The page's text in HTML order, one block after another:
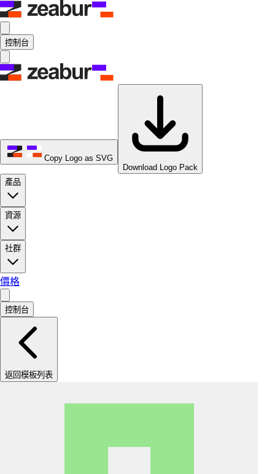
控制台
Copy Logo as SVG
Download Logo Pack
產品
資源
社群
價格
控制台
返回模板列表